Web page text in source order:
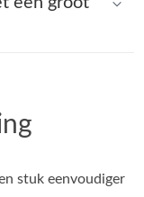
stuk eenvoudiger